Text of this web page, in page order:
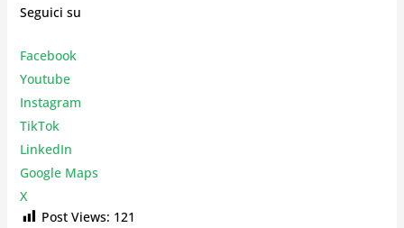
Seguici su
Facebook
Youtube
Instagram
TikTok
LinkedIn
Google Maps
X
Post Views: 121